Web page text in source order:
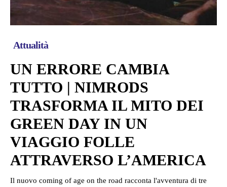
Attualità
UN ERRORE CAMBIA
TUTTO | NIMRODS
TRASFORMA IL MITO DEI
GREEN DAY IN UN
VIAGGIO FOLLE
ATTRAVERSO L’AMERICA
Il nuovo coming of age on the road racconta l'avventura di tre